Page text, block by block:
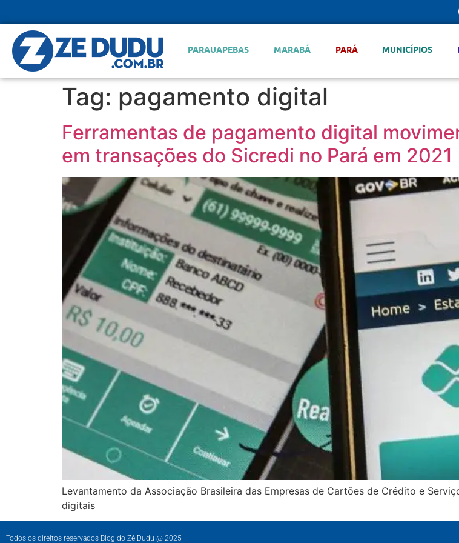
PARAUAPEBAS MARABÁ PARÁ MUNICÍPIOS
Tag: pagamento digital
Ferramentas de pagamento digital
em transações do Sicredi no Pará em 2021
Levantamento da Associação Brasileira das Empresas de Cartões de Crédito e
digitais
Todos os direitos reservados Blog do Zé Dudu @ 2025